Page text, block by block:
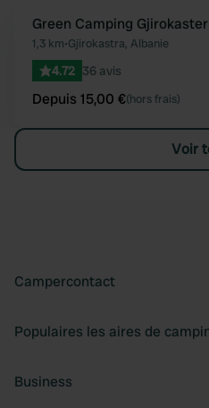
Reserve maintenant
Green Camping
1,3 km•Gjirokastra, Albanie
4.72 36 avis
Depuis 15,00 €(hors frais)
Voir
Campercontact
Populaires les aires de
Business